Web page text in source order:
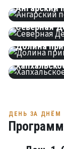
Ангарский
ГОРА
Северная
КАНЬОН
Долина
КАНЬОН
ДЕНЬ ЗА ДНЁМ